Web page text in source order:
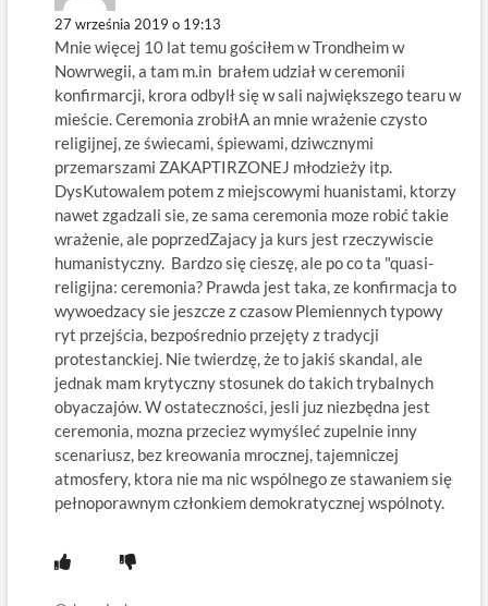
27 września 2019 o 19:13
Mnie więcej 10 lat temu gościłem w Trondheim w
Nowrwegii, a tam m.in brałem udział w ceremonii
konfirmarcji, krora odbylł się w sali największego tearu w
mieście. Ceremonia zrobiłA an mnie wrażenie czysto
religijnej, ze świecami, śpiewami, dziwcznymi
przemarszami ZAKAPTIRZONEJ młodzieży itp.
DysKutowalem potem z miejscowymi huanistami, ktorzy
nawet zgadzali sie, ze sama ceremonia moze robić takie
wrażenie, ale poprzedZajacy ja kurs jest rzeczywiscie
humanistyczny. Bardzo się cieszę, ale po co ta "quasi-
religijna: ceremonia? Prawda jest taka, ze konfirmacja to
wywoedzacy sie jeszcze z czasow Plemiennych typowy
ryt przejścia, bezpośrednio przejęty z tradycji
protestanckiej. Nie twierdzę, że to jakiś skandal, ale
jednak mam krytyczny stosunek do takich trybalnych
obyaczajów. W ostateczności, jesli juz niezbędna jest
ceremonia, mozna przeciez wymyśleć zupelnie inny
scenariusz, bez kreowania mrocznej, tajemniczej
atmosfery, ktora nie ma nic wspólnego ze stawaniem się
pełnoporawnym członkiem demokratycznej wspólnoty.